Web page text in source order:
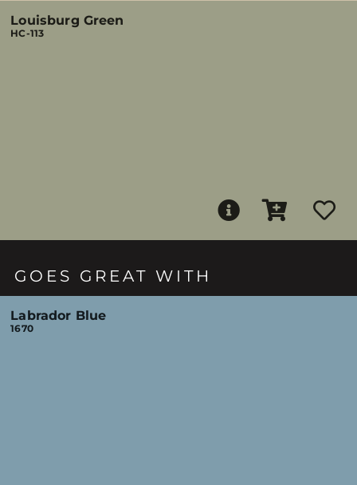
Louisburg Green
HC-113
GOES GREAT WITH
Labrador Blue
1670